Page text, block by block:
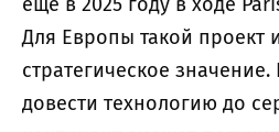
Для Европы такой проект
стратегическое значение.
довести технологию до